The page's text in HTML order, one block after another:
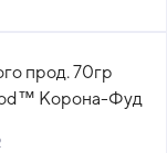
прод. 70гр
Корона-Фуд
(-18°С)